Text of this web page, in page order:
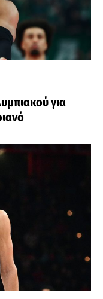
για